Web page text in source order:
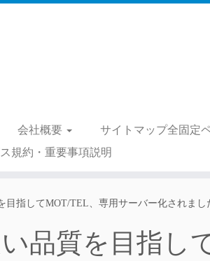
会社概要 サイトマップ全固定
規約・重要事項説明
目指してMOT/TEL、専用サーバー化されまし
品質を目指し